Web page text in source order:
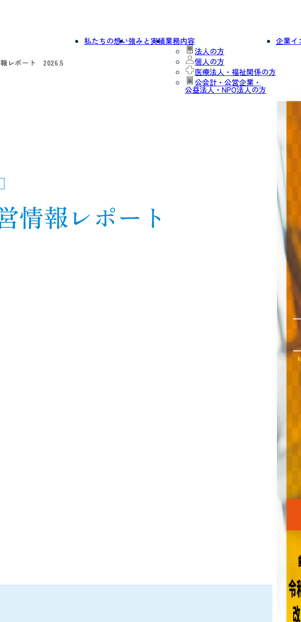
私たちの想い強みと実績業務内容
法人の方
個人の方
医療法人・福祉関係の方
公会計・公営企業・
公益法人・NPO法人の方
企業イ
レポート 2026.5
情報レポート